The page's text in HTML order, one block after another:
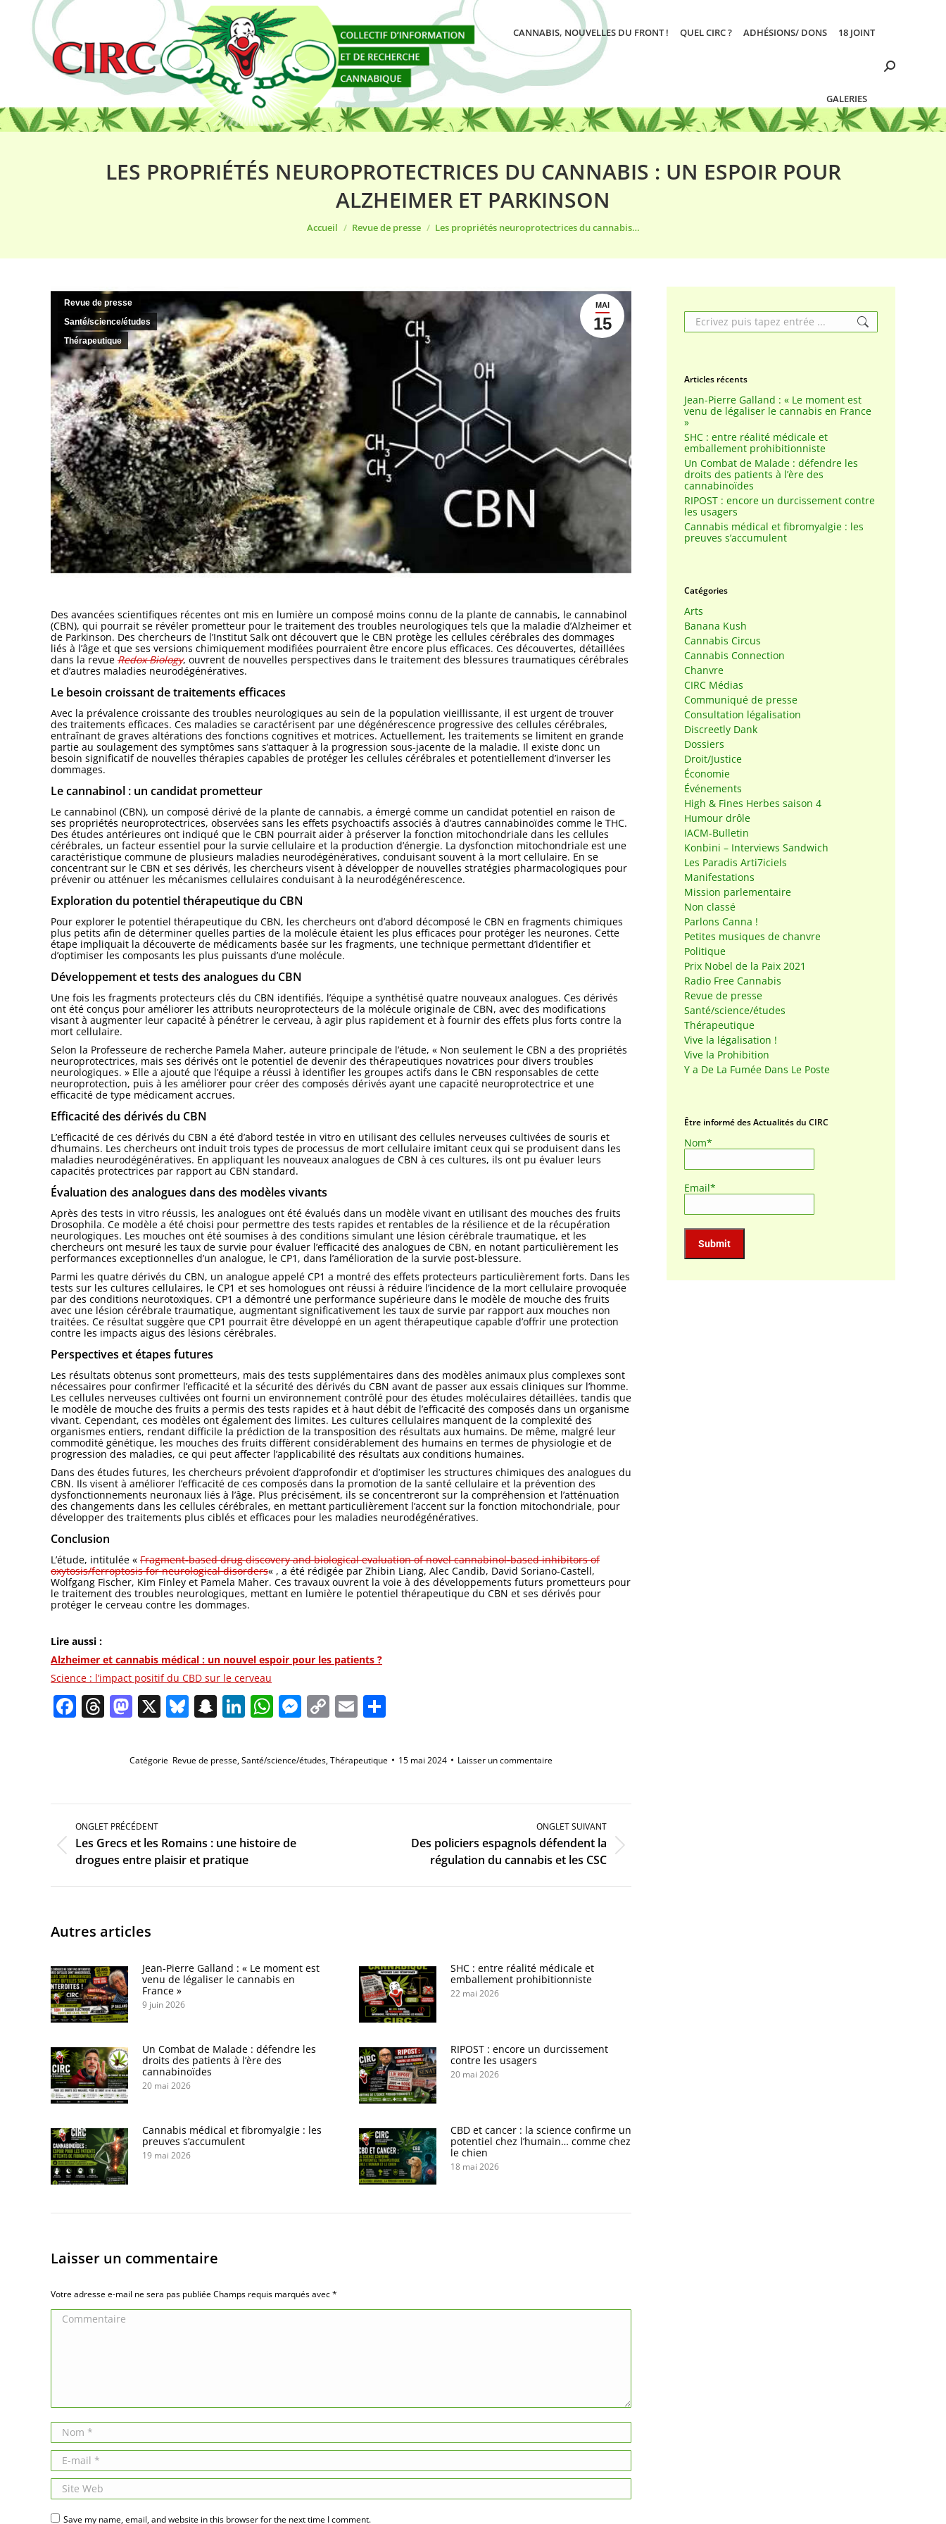
CANNABIS, NOUVELLES DU FRONT ! QUEL CIRC ? ADHÉSIONS/ DONS 18 JOINT
GALERIES
Search:
LES PROPRIÉTÉS NEUROPROTECTRICES DU CANNABIS : UN ESPOIR POUR
ALZHEIMER ET PARKINSON
Accueil Revue de presse Les propriétés neuroprotectrices du cannabis…
MAI
15
Revue de presse
Santé/science/études
Thérapeutique
Des avancées scientifiques récentes ont mis en lumière un composé moins connu de la plante de cannabis, le cannabinol
(CBN), qui pourrait se révéler prometteur pour le traitement des troubles neurologiques tels que la maladie d’Alzheimer et
de Parkinson. Des chercheurs de l’Institut Salk ont découvert que le CBN protège les cellules cérébrales des dommages
liés à l’âge et que ses versions chimiquement modifiées pourraient être encore plus efficaces. Ces découvertes, détaillées
dans la revue Redox Biology, ouvrent de nouvelles perspectives dans le traitement des blessures traumatiques cérébrales
et d’autres maladies neurodégénératives.
Le besoin croissant de traitements efficaces
Avec la prévalence croissante des troubles neurologiques au sein de la population vieillissante, il est urgent de trouver
des traitements efficaces. Ces maladies se caractérisent par une dégénérescence progressive des cellules cérébrales,
entraînant de graves altérations des fonctions cognitives et motrices. Actuellement, les traitements se limitent en grande
partie au soulagement des symptômes sans s’attaquer à la progression sous-jacente de la maladie. Il existe donc un
besoin significatif de nouvelles thérapies capables de protéger les cellules cérébrales et potentiellement d’inverser les
dommages.
Le cannabinol : un candidat prometteur
Le cannabinol (CBN), un composé dérivé de la plante de cannabis, a émergé comme un candidat potentiel en raison de
ses propriétés neuroprotectrices, observées sans les effets psychoactifs associés à d’autres cannabinoïdes comme le THC.
Des études antérieures ont indiqué que le CBN pourrait aider à préserver la fonction mitochondriale dans les cellules
cérébrales, un facteur essentiel pour la survie cellulaire et la production d’énergie. La dysfonction mitochondriale est une
caractéristique commune de plusieurs maladies neurodégénératives, conduisant souvent à la mort cellulaire. En se
concentrant sur le CBN et ses dérivés, les chercheurs visent à développer de nouvelles stratégies pharmacologiques pour
prévenir ou atténuer les mécanismes cellulaires conduisant à la neurodégénérescence.
Exploration du potentiel thérapeutique du CBN
Pour explorer le potentiel thérapeutique du CBN, les chercheurs ont d’abord décomposé le CBN en fragments chimiques
plus petits afin de déterminer quelles parties de la molécule étaient les plus efficaces pour protéger les neurones. Cette
étape impliquait la découverte de médicaments basée sur les fragments, une technique permettant d’identifier et
d’optimiser les composants les plus puissants d’une molécule.
Développement et tests des analogues du CBN
Une fois les fragments protecteurs clés du CBN identifiés, l’équipe a synthétisé quatre nouveaux analogues. Ces dérivés
ont été conçus pour améliorer les attributs neuroprotecteurs de la molécule originale de CBN, avec des modifications
visant à augmenter leur capacité à pénétrer le cerveau, à agir plus rapidement et à fournir des effets plus forts contre la
mort cellulaire.
Selon la Professeure de recherche Pamela Maher, auteure principale de l’étude, « Non seulement le CBN a des propriétés
neuroprotectrices, mais ses dérivés ont le potentiel de devenir des thérapeutiques novatrices pour divers troubles
neurologiques. » Elle a ajouté que l’équipe a réussi à identifier les groupes actifs dans le CBN responsables de cette
neuroprotection, puis à les améliorer pour créer des composés dérivés ayant une capacité neuroprotectrice et une
efficacité de type médicament accrues.
Efficacité des dérivés du CBN
L’efficacité de ces dérivés du CBN a été d’abord testée in vitro en utilisant des cellules nerveuses cultivées de souris et
d’humains. Les chercheurs ont induit trois types de processus de mort cellulaire imitant ceux qui se produisent dans les
maladies neurodégénératives. En appliquant les nouveaux analogues de CBN à ces cultures, ils ont pu évaluer leurs
capacités protectrices par rapport au CBN standard.
Évaluation des analogues dans des modèles vivants
Après des tests in vitro réussis, les analogues ont été évalués dans un modèle vivant en utilisant des mouches des fruits
Drosophila. Ce modèle a été choisi pour permettre des tests rapides et rentables de la résilience et de la récupération
neurologiques. Les mouches ont été soumises à des conditions simulant une lésion cérébrale traumatique, et les
chercheurs ont mesuré les taux de survie pour évaluer l’efficacité des analogues de CBN, en notant particulièrement les
performances exceptionnelles d’un analogue, le CP1, dans l’amélioration de la survie post-blessure.
Parmi les quatre dérivés du CBN, un analogue appelé CP1 a montré des effets protecteurs particulièrement forts. Dans les
tests sur les cultures cellulaires, le CP1 et ses homologues ont réussi à réduire l’incidence de la mort cellulaire provoquée
par des conditions neurotoxiques. CP1 a démontré une performance supérieure dans le modèle de mouche des fruits
avec une lésion cérébrale traumatique, augmentant significativement les taux de survie par rapport aux mouches non
traitées. Ce résultat suggère que CP1 pourrait être développé en un agent thérapeutique capable d’offrir une protection
contre les impacts aigus des lésions cérébrales.
Perspectives et étapes futures
Les résultats obtenus sont prometteurs, mais des tests supplémentaires dans des modèles animaux plus complexes sont
nécessaires pour confirmer l’efficacité et la sécurité des dérivés du CBN avant de passer aux essais cliniques sur l’homme.
Les cellules nerveuses cultivées ont fourni un environnement contrôlé pour des études moléculaires détaillées, tandis que
le modèle de mouche des fruits a permis des tests rapides et à haut débit de l’efficacité des composés dans un organisme
vivant. Cependant, ces modèles ont également des limites. Les cultures cellulaires manquent de la complexité des
organismes entiers, rendant difficile la prédiction de la transposition des résultats aux humains. De même, malgré leur
commodité génétique, les mouches des fruits diffèrent considérablement des humains en termes de physiologie et de
progression des maladies, ce qui peut affecter l’applicabilité des résultats aux conditions humaines.
Dans des études futures, les chercheurs prévoient d’approfondir et d’optimiser les structures chimiques des analogues du
CBN. Ils visent à améliorer l’efficacité de ces composés dans la promotion de la santé cellulaire et la prévention des
dysfonctionnements neuronaux liés à l’âge. Plus précisément, ils se concentreront sur la compréhension et l’atténuation
des changements dans les cellules cérébrales, en mettant particulièrement l’accent sur la fonction mitochondriale, pour
développer des traitements plus ciblés et efficaces pour les maladies neurodégénératives.
Conclusion
L’étude, intitulée « Fragment-based drug discovery and biological evaluation of novel cannabinol-based inhibitors of
oxytosis/ferroptosis for neurological disorders« , a été rédigée par Zhibin Liang, Alec Candib, David Soriano-Castell,
Wolfgang Fischer, Kim Finley et Pamela Maher. Ces travaux ouvrent la voie à des développements futurs prometteurs pour
le traitement des troubles neurologiques, mettant en lumière le potentiel thérapeutique du CBN et ses dérivés pour
protéger le cerveau contre les dommages.
Lire aussi :
Alzheimer et cannabis médical : un nouvel espoir pour les patients ?
Science : l’impact positif du CBD sur le cerveau
Facebook
Threads
Mastodon
X Bluesky
Snapchat
LinkedIn
WhatsApp
Messenger
Copy
Link
Email
Catégorie Revue de presse,Santé/science/études,Thérapeutique 15 mai 2024 Laisser un commentaire
Navigation
commentaire
ONGLET PRÉCÉDENT
Onglet
précédent
Les Grecs et les Romains : une histoire de
drogues entre plaisir et pratique
ONGLET SUIVANT
Des policiers espagnols défendent la
régulation du cannabis et les CSC
Autres articles
Jean-Pierre Galland : « Le moment est
venu de légaliser le cannabis en
France »
9 juin 2026
SHC : entre réalité médicale et
emballement prohibitionniste
22 mai 2026
Un Combat de Malade : défendre les
droits des patients à l’ère des
cannabinoïdes
20 mai 2026
RIPOST : encore un durcissement
contre les usagers
20 mai 2026
Cannabis médical et fibromyalgie : les
preuves s’accumulent
19 mai 2026
CBD et cancer : la science confirme un
potentiel chez l’humain… comme chez
le chien
18 mai 2026
Laisser un commentaire
Votre adresse e-mail ne sera pas publiée Champs requis marqués avec*
Commentaire
Nom *
E-mail *
Site Web
Save my name, email, and website in this browser for the next time I comment.
Search:
Articles récents
Jean-Pierre Galland : « Le moment est
venu de légaliser le cannabis en France
»
SHC : entre réalité médicale et
emballement prohibitionniste
Un Combat de Malade : défendre les
droits des patients à l’ère des
cannabinoïdes
RIPOST : encore un durcissement contre
les usagers
Cannabis médical et fibromyalgie : les
preuves s’accumulent
Catégories
Arts
Banana Kush
Cannabis Circus
Cannabis Connection
Chanvre
CIRC Médias
Communiqué de presse
Consultation légalisation
Discreetly Dank
Dossiers
Droit/Justice
Économie
Événements
High & Fines Herbes saison 4
Humour drôle
IACM-Bulletin
Konbini – Interviews Sandwich
Les Paradis Arti7iciels
Manifestations
Mission parlementaire
Non classé
Parlons Canna !
Petites musiques de chanvre
Politique
Prix Nobel de la Paix 2021
Radio Free Cannabis
Revue de presse
Santé/science/études
Thérapeutique
Vive la légalisation !
Vive la Prohibition
Y a De La Fumée Dans Le Poste
Être informé des Actualités du CIRC
Nom*
Email*